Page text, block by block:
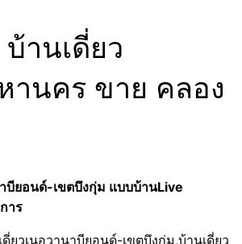
านเดี่ยว
านคร ขาย คลอง
บียอนด์-เขตบึงกุ่ม แบบบ้านLive
าร